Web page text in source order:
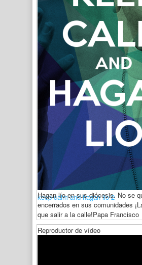
keep-calm-and-hagan-lio-2
Hagan lío en sus diócesis. No se
encerrados en sus comunidades
que salir a la calle!Papa Francisco
Reproductor de vídeo